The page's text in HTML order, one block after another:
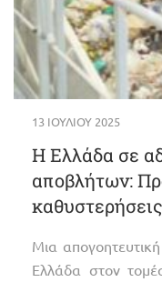
13 ΙΟΥΛΊΟΥ 2025
Η Ελλάδα σε
αποβλήτων:
καθυστερήσεις
Μια
Ελλάδα στον